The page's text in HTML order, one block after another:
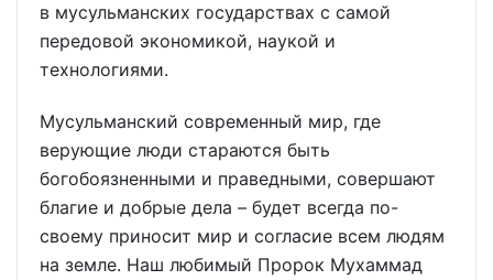
в мусульманских государствах с самой
передовой экономикой, наукой и
технологиями.
Мусульманский современный мир, где
верующие люди стараются быть
богобоязненными и праведными, совершают
благие и добрые дела – будет всегда по-
своему приносит мир и согласие всем людям
на земле. Наш любимый Пророк Мухаммад